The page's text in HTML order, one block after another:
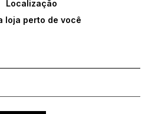
loja perto de você